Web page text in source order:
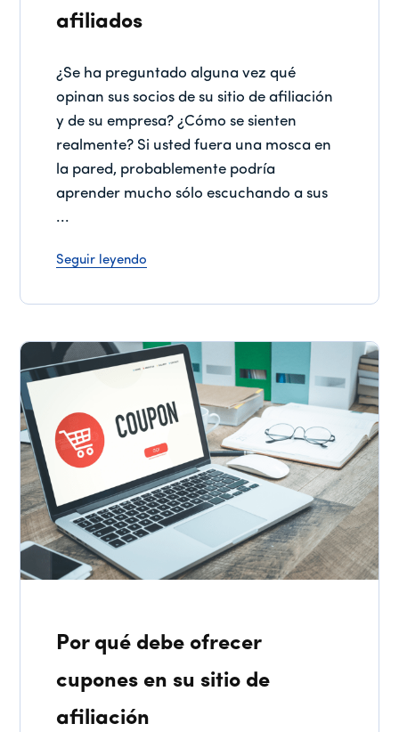
afiliados
¿Se ha preguntado alguna vez qué
opinan sus socios de su sitio de afiliación
y de su empresa? ¿Cómo se sienten
realmente? Si usted fuera una mosca en
la pared, probablemente podría
aprender mucho sólo escuchando a sus
...
Seguir leyendo
Por qué debe ofrecer
cupones en su sitio de
afiliación